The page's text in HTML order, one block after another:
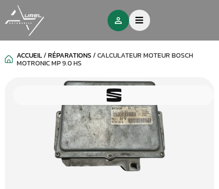
ACCUEIL/RÉPARATIONS/CALCULATEUR MOTEUR BOSCH
MOTRONIC MP 9.0 HS